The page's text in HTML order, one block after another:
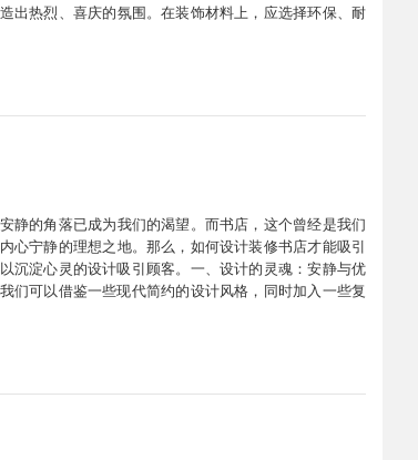
出热烈、喜庆的氛围。在装饰材料上，应选择环保、耐
静的角落已成为我们的渴望。而书店，这个曾经是我们
宁静的理想之地。那么，如何设计装修书店才能吸引
淀心灵的设计吸引顾客。一、设计的灵魂：安静与优
可以借鉴一些现代简约的设计风格，同时加入一些复